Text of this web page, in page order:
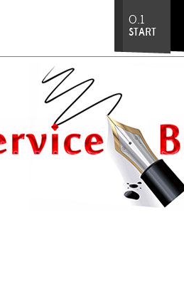
0.1
START